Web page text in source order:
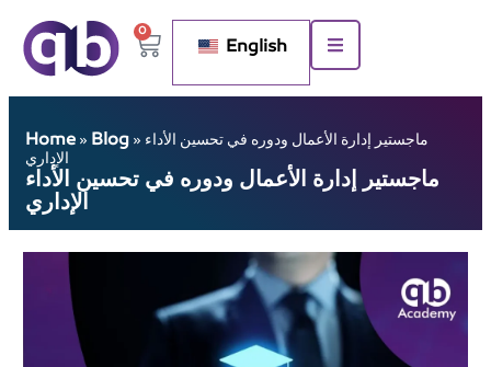
0
English
Home » Blog » ماجستير إدارة الأعمال ودوره في تحسين الأداء
الإداري
ماجستير إدارة الأعمال ودوره في تحسين الأداء
الإداري